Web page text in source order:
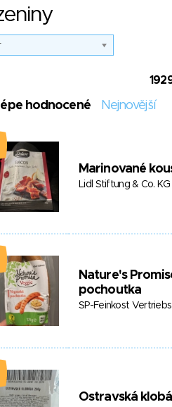
hodnocené Nejnovější
Marinované
Lidl Stiftung & Co. KG
Nature's
pochoutka
SP-Feinkost
Ostravská